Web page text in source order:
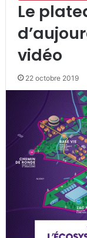
Le
vidéo
22 octobre 2019